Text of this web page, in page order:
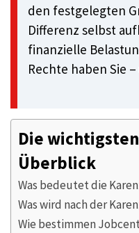
den festgelegten
Differenz selbst
finanzielle
Rechte haben Sie
Die
Überblick
Was bedeutet die
Was wird nach der
Wie bestimmen